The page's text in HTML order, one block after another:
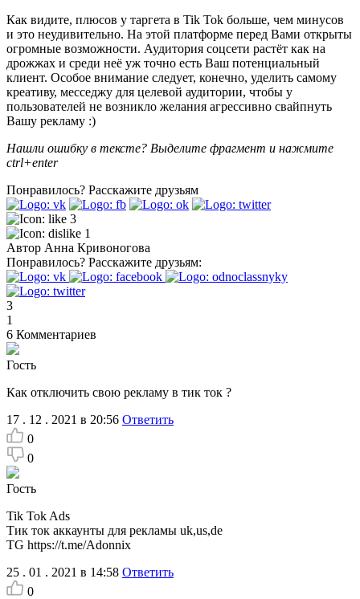
Как видите, плюсов у таргета в Tik Tok больше, чем минусов
и это неудивительно. На этой платформе перед Вами открыты
огромные возможности. Аудитория соцсети растёт как на
дрожжах и среди неё уж точно есть Ваш потенциальный
клиент. Особое внимание следует, конечно, уделить самому
креативу, месседжу для целевой аудитории, чтобы у
пользователей не возникло желания агрессивно свайпнуть
Вашу рекламу :)
Нашли ошибку в тексте? Выделите фрагмент и нажмите
ctrl+enter
Понравилось? Расскажите друзьям
3
1
Автор Анна Кривоногова
Понравилось? Расскажите друзьям:
3
1
6 Комментариев
Гость
Как отключить свою рекламу в тик ток ?
17 . 12 . 2021 в 20:56 Ответить
0
0
Гость
Tik Tok Ads
Тик ток аккаунты для рекламы uk,us,de
TG https://t.me/Adonnix
25 . 01 . 2021 в 14:58 Ответить
0